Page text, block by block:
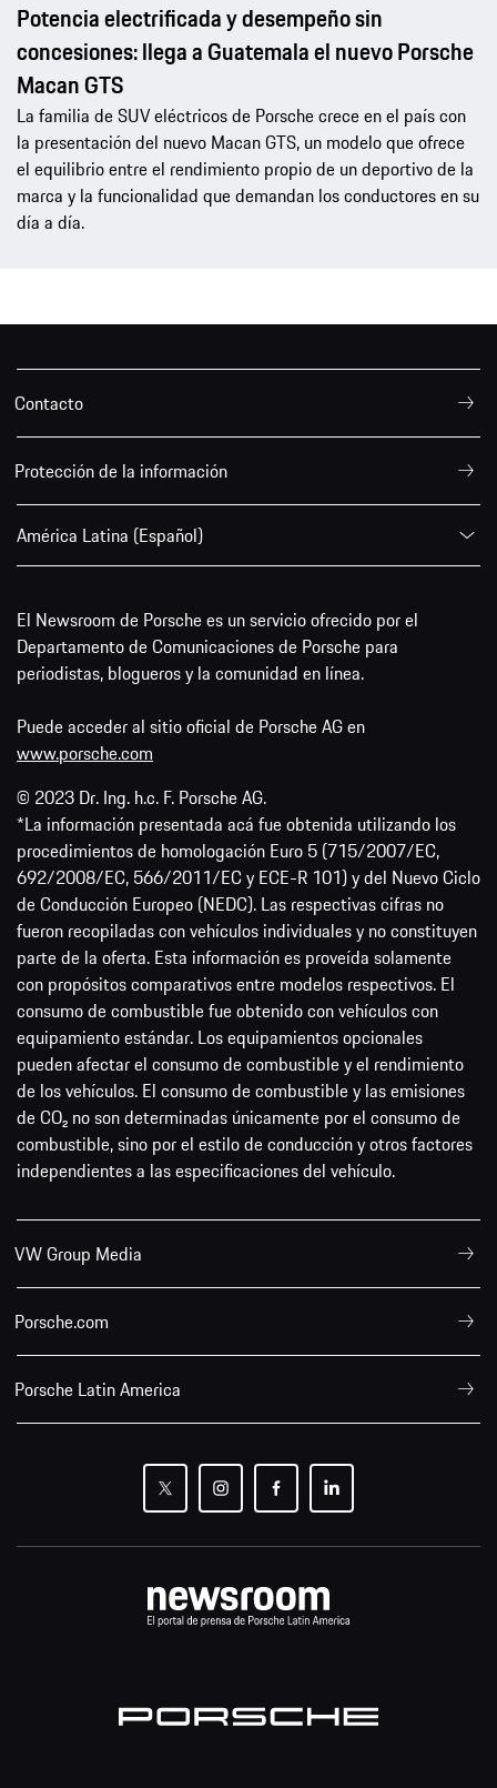
Potencia electrificada y desempeño sin
concesiones: llega a Guatemala el nuevo Porsche
Macan GTS
La familia de SUV eléctricos de Porsche crece en el país con
la presentación del nuevo Macan GTS, un modelo que ofrece
el equilibrio entre el rendimiento propio de un deportivo de la
marca y la funcionalidad que demandan los conductores en su
día a día.
Contacto
Protección de la información
América Latina (Español)
El Newsroom de Porsche es un servicio ofrecido por el
Departamento de Comunicaciones de Porsche para
periodistas, blogueros y la comunidad en línea.
Puede acceder al sitio oficial de Porsche AG en
www.porsche.com
© 2023 Dr. Ing. h.c. F. Porsche AG.
*La información presentada acá fue obtenida utilizando los
procedimientos de homologación Euro 5 (715/2007/EC,
692/2008/EC, 566/2011/EC y ECE-R 101) y del Nuevo Ciclo
de Conducción Europeo (NEDC). Las respectivas cifras no
fueron recopiladas con vehículos individuales y no constituyen
parte de la oferta. Esta información es proveída solamente
con propósitos comparativos entre modelos respectivos. El
consumo de combustible fue obtenido con vehículos con
equipamiento estándar. Los equipamientos opcionales
pueden afectar el consumo de combustible y el rendimiento
de los vehículos. El consumo de combustible y las emisiones
de CO₂ no son determinadas únicamente por el consumo de
combustible, sino por el estilo de conducción y otros factores
independientes a las especificaciones del vehículo.
VW Group Media
Porsche.com
Porsche Latin America